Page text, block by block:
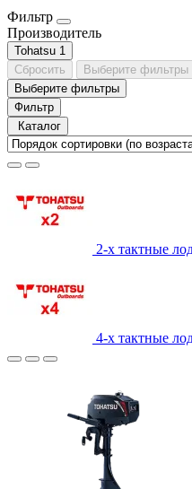
Фильтр
Производитель
Tohatsu 1
Сбросить
Выберите фильтры
Выберите фильтры
Фильтр
Каталог
2-х тактные
4-х тактные